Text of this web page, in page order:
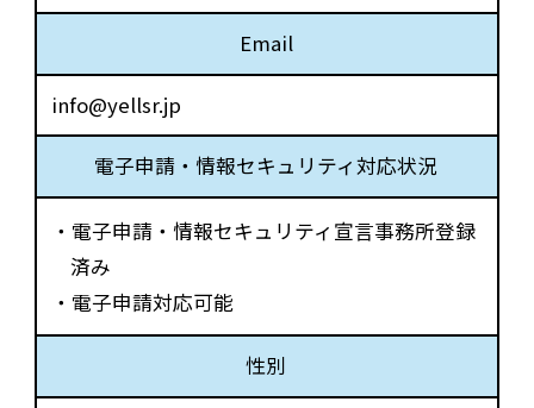
Email
info@yellsr.jp
電子申請・情報セキュリティ対応状況
・電子申請・情報セキュリティ宣言事務所登録
済み
・電子申請対応可能
性別